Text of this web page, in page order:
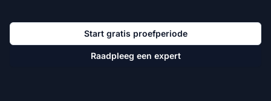
Start gratis proefperiode
Raadpleeg een expert